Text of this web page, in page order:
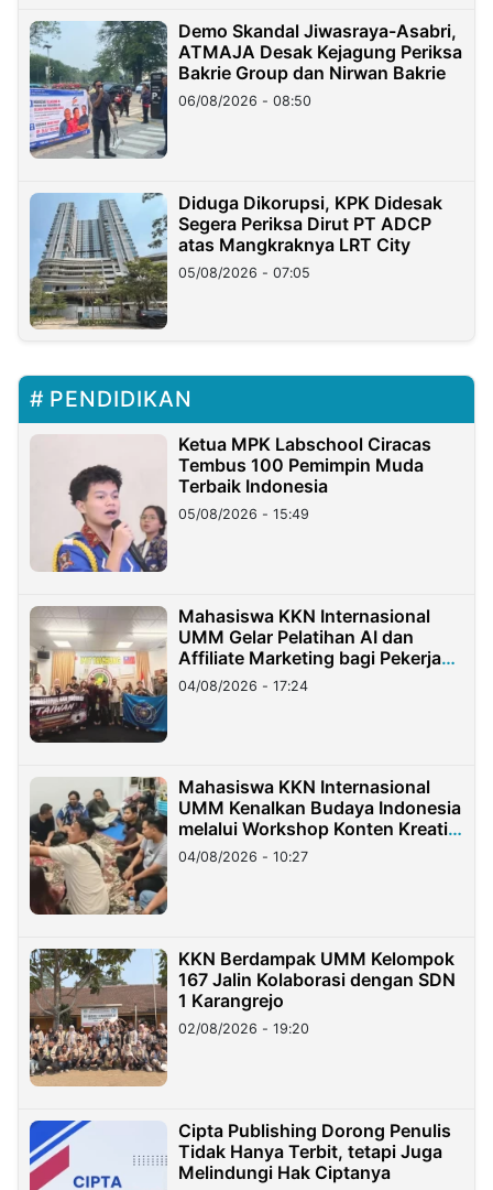
Demo Skandal Jiwasraya-Asabri,
ATMAJA Desak Kejagung Periksa
Bakrie Group dan Nirwan Bakrie
06/08/2026 - 08:50
Diduga Dikorupsi, KPK Didesak
Segera Periksa Dirut PT ADCP
atas Mangkraknya LRT City
05/08/2026 - 07:05
PENDIDIKAN
Ketua MPK Labschool Ciracas
Tembus 100 Pemimpin Muda
Terbaik Indonesia
05/08/2026 - 15:49
Mahasiswa KKN Internasional
UMM Gelar Pelatihan AI dan
Affiliate Marketing bagi Pekerja
Migran Indonesia di Taiwan
04/08/2026 - 17:24
Mahasiswa KKN Internasional
UMM Kenalkan Budaya Indonesia
melalui Workshop Konten Kreatif
di Taiwan
04/08/2026 - 10:27
KKN Berdampak UMM Kelompok
167 Jalin Kolaborasi dengan SDN
1 Karangrejo
02/08/2026 - 19:20
Cipta Publishing Dorong Penulis
Tidak Hanya Terbit, tetapi Juga
Melindungi Hak Ciptanya